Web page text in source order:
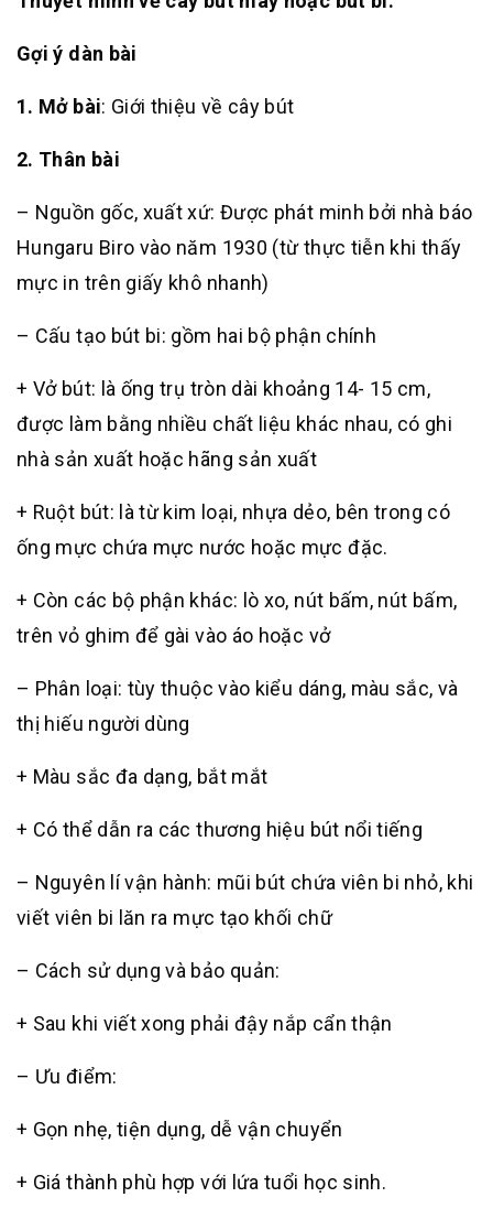
Gợi ý dàn bài
1. Mở bài: Giới thiệu về cây bút
2. Thân bài
– Nguồn gốc, xuất xứ: Được phát minh bởi nhà báo
Hungaru Biro vào năm 1930 (từ thực tiễn khi thấy
mực in trên giấy khô nhanh)
– Cấu tạo bút bi: gồm hai bộ phận chính
+ Vở bút: là ống trụ tròn dài khoảng 14- 15 cm,
được làm bằng nhiều chất liệu khác nhau, có ghi
nhà sản xuất hoặc hãng sản xuất
+ Ruột bút: là từ kim loại, nhựa dẻo, bên trong có
ống mực chứa mực nước hoặc mực đặc.
+ Còn các bộ phận khác: lò xo, nút bấm, nút bấm,
trên vỏ ghim để gài vào áo hoặc vở
– Phân loại: tùy thuộc vào kiểu dáng, màu sắc, và
thị hiếu người dùng
+ Màu sắc đa dạng, bắt mắt
+ Có thể dẫn ra các thương hiệu bút nổi tiếng
– Nguyên lí vận hành: mũi bút chứa viên bi nhỏ, khi
viết viên bi lăn ra mực tạo khối chữ
– Cách sử dụng và bảo quản:
+ Sau khi viết xong phải đậy nắp cẩn thận
– Ưu điểm:
+ Gọn nhẹ, tiện dụng, dễ vận chuyển
+ Giá thành phù hợp với lứa tuổi học sinh.